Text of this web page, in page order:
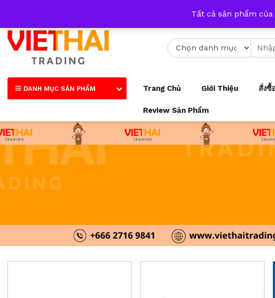
Nhận tư vấn qua tất cả các trang mạng xã hội và số điện thoại từ 8h đến 17h
DANH MỤC SẢN PHẨM Trang Chủ Giới Thiệu สั่งซื้
Review Sản Phẩm
Tất cả sản phẩm của